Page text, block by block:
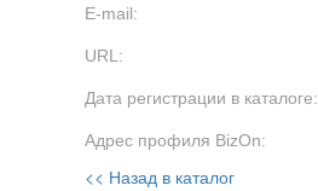
E-mail:
URL:
Дата регистрации в каталоге:
Адрес профиля BizOn:
<< Назад в каталог